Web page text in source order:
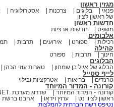
מגזין ראשון
פנאי בלוגים צרכנות אסטרולוגיה
של ראשון לציון
חדשות ראשון
משפט חדשות ארציות
אלבומים
רכילות ספורט אירועים תרבות
קהילה
חינוך תרבות ספורט
הבלוגים
הבלוג של אייל בן שמחון טארות עוזי הכהן
לייף סטייל
טרנדים בריאות אטרקציות ובילוי
קורונה - המדור המיוחד
קורונה - המדור המיוחד
שדרוג מערכת .NET
ראשון לציון נט
ערוץ וידאו אהבנו ברשת
נטיפס רשת חברתית להמלצות